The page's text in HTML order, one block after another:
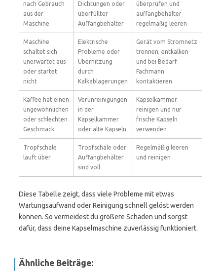
nach Gebrauch
aus der
Maschine
Dichtungen oder
überfüllter
Auffangbehälter
überprüfen und
auffangbehälter
regelmäßig leeren
Maschine
schaltet sich
unerwartet aus
oder startet
nicht
Elektrische
Probleme oder
Überhitzung
durch
Kalkablagerungen
Gerät vom Stromnetz
trennen, entkalken
und bei Bedarf
Fachmann
kontaktieren
Kaffee hat einen
ungewöhnlichen
oder schlechten
Geschmack
Verunreinigungen
in der
Kapselkammer
oder alte Kapseln
Kapselkammer
reinigen und nur
frische Kapseln
verwenden
Tropfschale
läuft über
Tropfschale oder
Auffangbehälter
sind voll
Regelmäßig leeren
und reinigen
Diese Tabelle zeigt, dass viele Probleme mit etwas
Wartungsaufwand oder Reinigung schnell gelöst werden
können. So vermeidest du größere Schäden und sorgst
dafür, dass deine Kapselmaschine zuverlässig funktioniert.
Ähnliche Beiträge: